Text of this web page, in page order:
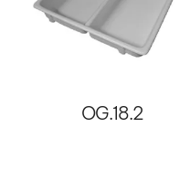
OG.18.2